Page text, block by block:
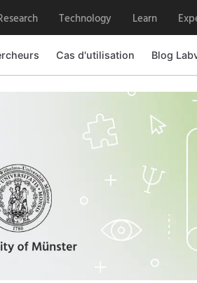
Technology Learn
Cas d'utilisation Blog